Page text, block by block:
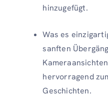
hinzugefügt.
Was es
sanften
hervorragend
Geschichten.